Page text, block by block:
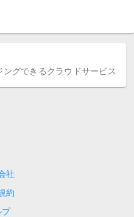
グできるクラウドサービス
社
約
プ